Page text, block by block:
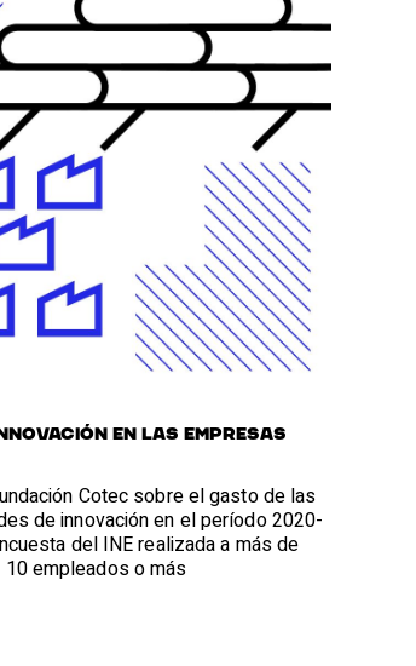
en las empresas
Cotec sobre el gasto de las
de innovación en el período 2020-
del INE realizada a más de
empleados o más